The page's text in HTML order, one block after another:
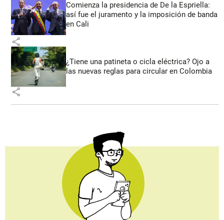
Comienza la presidencia de De la Espriella:
así fue el juramento y la imposición de banda
en Cali
share
¿Tiene una patineta o cicla eléctrica? Ojo a
las nuevas reglas para circular en Colombia
share